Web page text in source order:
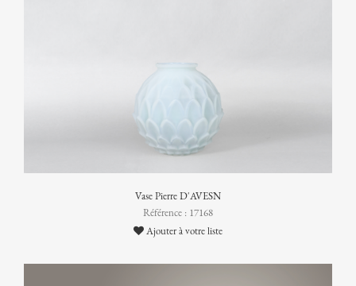
Vase Pierre D'AVESN
Référence : 17168
Ajouter à votre liste